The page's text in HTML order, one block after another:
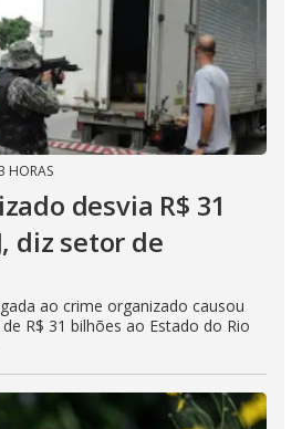
HORAS
desvia R$ 31
diz setor de
ao crime organizado causou
R$ 31 bilhões ao Estado do Rio